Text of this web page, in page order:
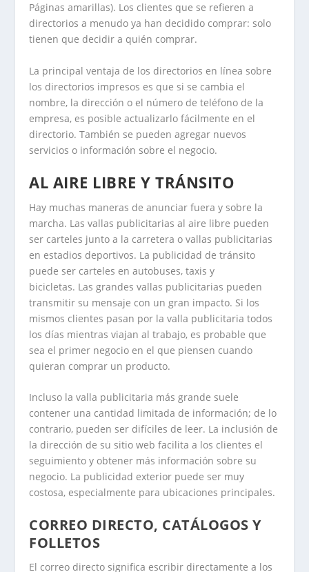
Páginas amarillas). Los clientes que se refieren a
directorios a menudo ya han decidido comprar: solo
tienen que decidir a quién comprar.
La principal ventaja de los directorios en línea sobre
los directorios impresos es que si se cambia el
nombre, la dirección o el número de teléfono de la
empresa, es posible actualizarlo fácilmente en el
directorio. También se pueden agregar nuevos
servicios o información sobre el negocio.
AL AIRE LIBRE Y TRÁNSITO
Hay muchas maneras de anunciar fuera y sobre la
marcha. Las vallas publicitarias al aire libre pueden
ser carteles junto a la carretera o vallas publicitarias
en estadios deportivos. La publicidad de tránsito
puede ser carteles en autobuses, taxis y
bicicletas. Las grandes vallas publicitarias pueden
transmitir su mensaje con un gran impacto. Si los
mismos clientes pasan por la valla publicitaria todos
los días mientras viajan al trabajo, es probable que
sea el primer negocio en el que piensen cuando
quieran comprar un producto.
Incluso la valla publicitaria más grande suele
contener una cantidad limitada de información; de lo
contrario, pueden ser difíciles de leer. La inclusión de
la dirección de su sitio web facilita a los clientes el
seguimiento y obtener más información sobre su
negocio. La publicidad exterior puede ser muy
costosa, especialmente para ubicaciones principales.
CORREO DIRECTO, CATÁLOGOS Y
FOLLETOS
El correo directo significa escribir directamente a los